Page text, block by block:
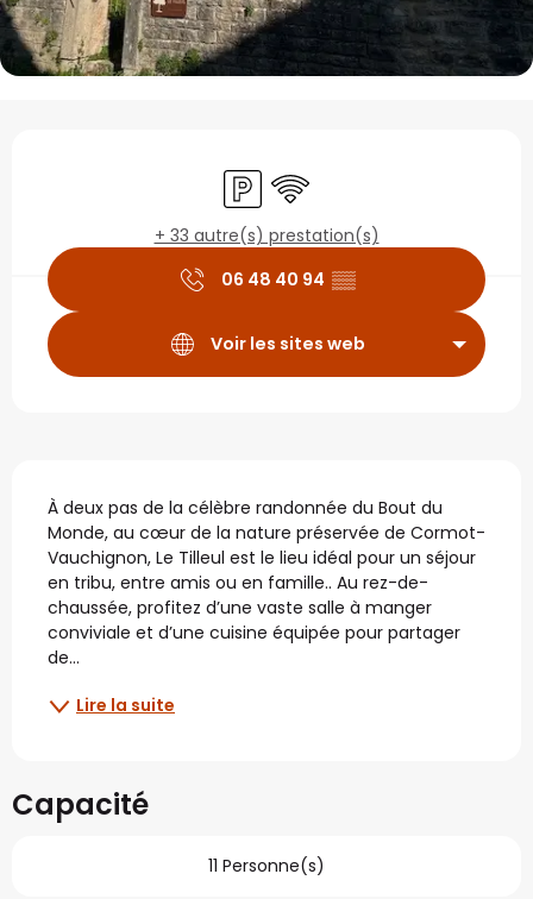
Ouverture et
ParkingWiFi
+ 33 autre(s) prestation(s)
06 48 40 94 ▒▒
Voir les sites web
Description
À deux pas de la célèbre randonnée du Bout du
Monde, au cœur de la nature préservée de Cormot-
Vauchignon, Le Tilleul est le lieu idéal pour un séjour
en tribu, entre amis ou en famille.. Au rez-de-
chaussée, profitez d’une vaste salle à manger
conviviale et d’une cuisine équipée pour partager
de...
Lire la suite
Capacité
11 Personne(s)